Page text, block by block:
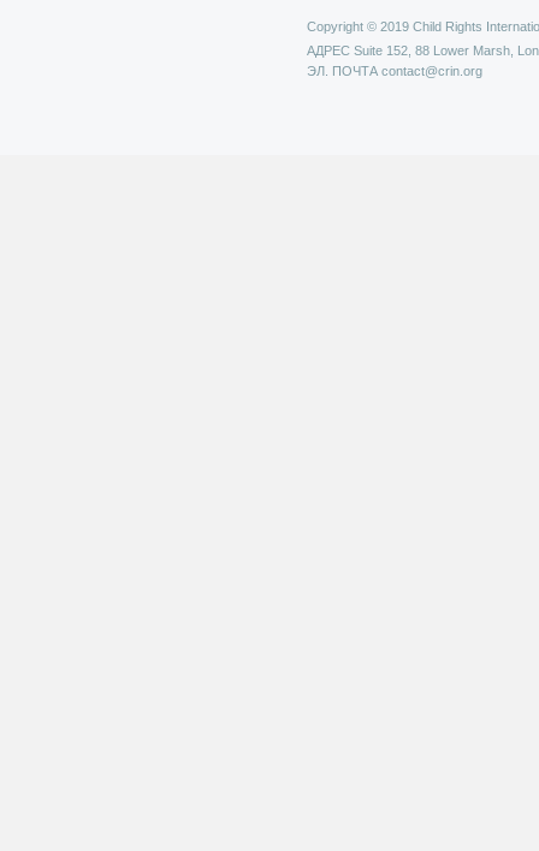
Copyright © 2019 Child Rights
АДРЕС Suite 152, 88 Lower Marsh,
ЭЛ. ПОЧТА contact@crin.org